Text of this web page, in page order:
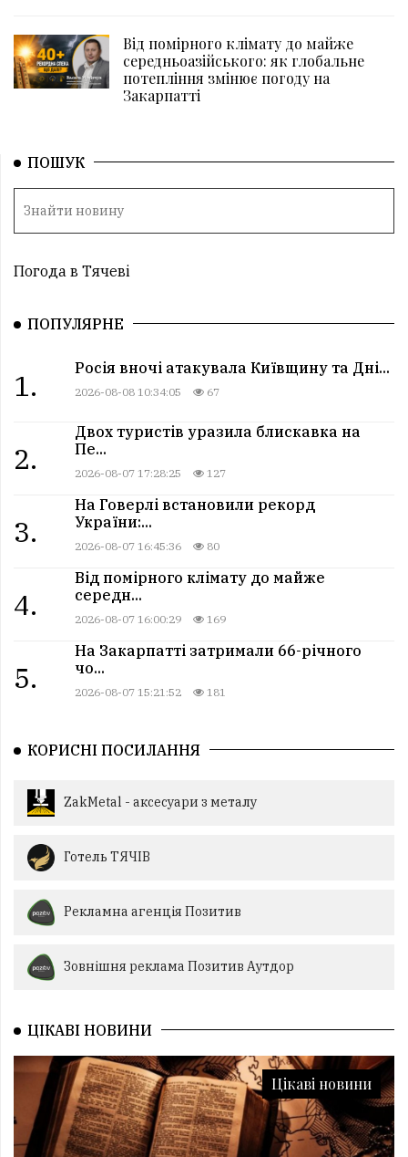
Від помірного клімату до майже
середньоазійського: як глобальне
потепління змінює погоду на
Закарпатті
ПОШУК
Погода в Тячеві
ПОПУЛЯРНЕ
1.
Росія вночі атакувала Київщину та Дні...
2026-08-08 10:34:05 67
2.
Двох туристів уразила блискавка на
Пе...
2026-08-07 17:28:25 127
3.
На Говерлі встановили рекорд
України:...
2026-08-07 16:45:36 80
4.
Від помірного клімату до майже
середн...
2026-08-07 16:00:29 169
5.
На Закарпатті затримали 66-річного
чо...
2026-08-07 15:21:52 181
КОРИСНІ ПОСИЛАННЯ
ZakMetal - аксесуари з металу
Готель ТЯЧІВ
Рекламна агенція Позитив
Зовнішня реклама Позитив Аутдор
ЦІКАВІ НОВИНИ
Цікаві новини